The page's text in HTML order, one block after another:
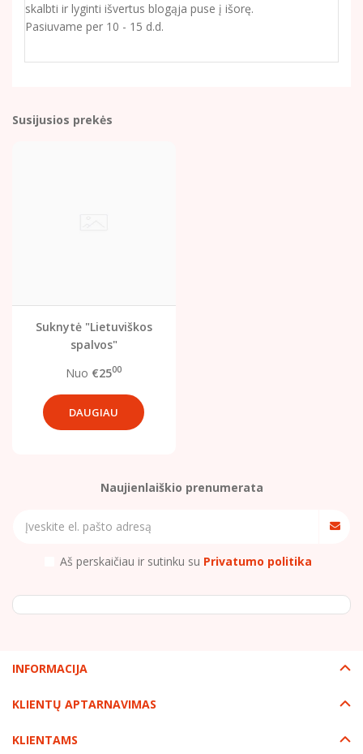
skalbti ir lyginti išvertus blogąja puse į išorę.
Pasiuvame per 10 - 15 d.d.
Susijusios prekės
Suknytė "Lietuviškos
spalvos"
Nuo €2500
DAUGIAU
Naujienlaiškio prenumerata
Aš perskaičiau ir sutinku su Privatumo politika
INFORMACIJA
KLIENTŲ APTARNAVIMAS
KLIENTAMS